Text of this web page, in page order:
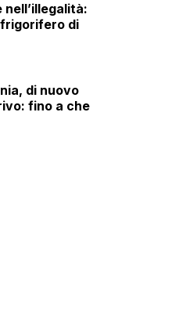
nell’illegalità:
di
di nuovo
fino a che